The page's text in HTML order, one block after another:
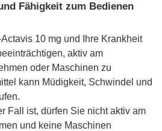
Fähigkeit zum Bedienen
10 mg und Ihre Krankheit
aktiv am
oder Maschinen zu
kann Müdigkeit, Schwindel und
Fall ist, dürfen Sie nicht aktiv am
und keine Maschinen